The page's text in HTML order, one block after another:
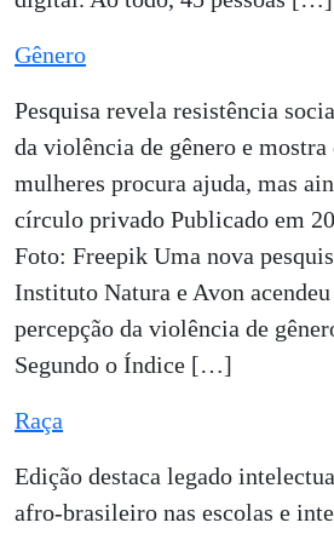
Gênero
Pesquisa revela resistência
da violência de gênero e
mulheres procura ajuda, mas
círculo privado Publicado em
Foto: Freepik Uma nova
Instituto Natura e Avon
percepção da violência de
Segundo o Índice […]
Raça
Edição destaca legado
afro-brasileiro nas escolas e